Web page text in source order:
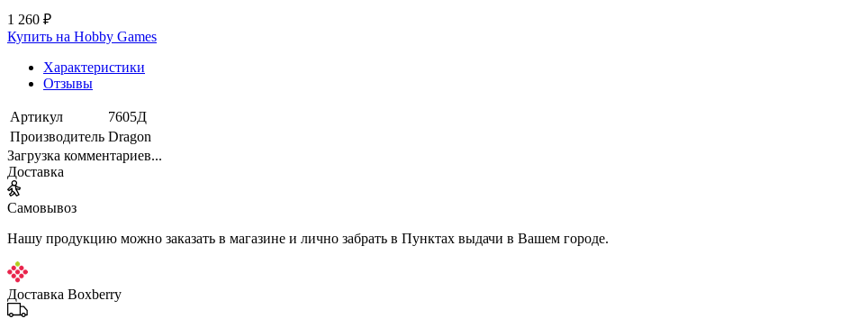
1 260 ₽
Купить на Hobby Games
Характеристики
Отзывы
Артикул
7605Д
Производитель Dragon
Загрузка комментариев...
Доставка
Самовывоз
Нашу продукцию можно заказать в магазине и лично забрать в Пунктах выдачи в Вашем городе.
Доставка Boxberry